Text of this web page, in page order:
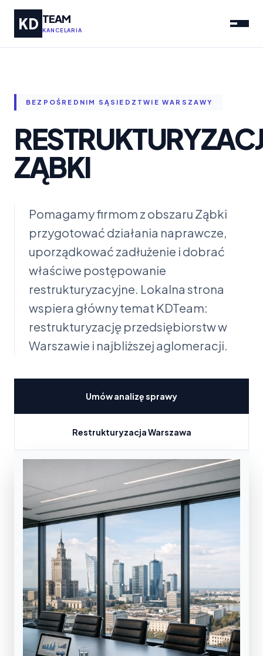
KD TEAM
KANCELARIA
BEZPOŚREDNIM SĄSIEDZTWIE WARSZAWY
ZĄBKI
Pomagamy firmom z obszaru Ząbki
przygotować działania naprawcze,
uporządkować zadłużenie i dobrać
właściwe postępowanie
restrukturyzacyjne. Lokalna strona
wspiera główny temat KDTeam:
restrukturyzację przedsiębiorstw w
Warszawie i najbliższej aglomeracji.
Umów analizę sprawy
Restrukturyzacja Warszawa